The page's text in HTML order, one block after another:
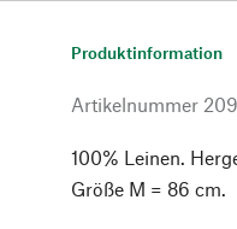
Produktinformation
Artikelnummer
100% Leinen.
Größe M = 86 cm.